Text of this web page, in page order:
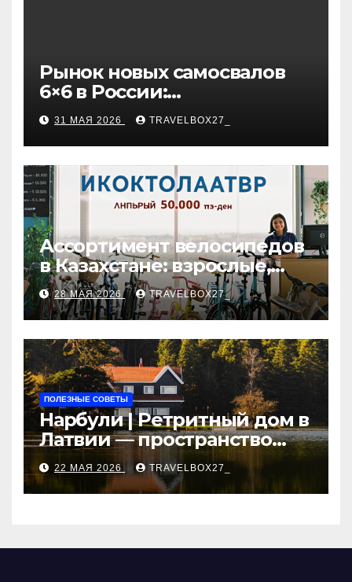
Рынок новых самосвалов
6×6 в России:
характеристики и цены
31 МАЯ 2026 TRAVELBOX27_
Ассортимент велосипедов
в Казахстане: взрослые,
детские и городские
модели, ценовые
категории и варианты
рассрочки
28 МАЯ 2026 TRAVELBOX27_
ПОЛЕЗНЫЕ СОВЕТЫ
Нарбули | Ретритный дом в
Латвии — пространство
для саморазвития и
восстановления
22 МАЯ 2026 TRAVELBOX27_